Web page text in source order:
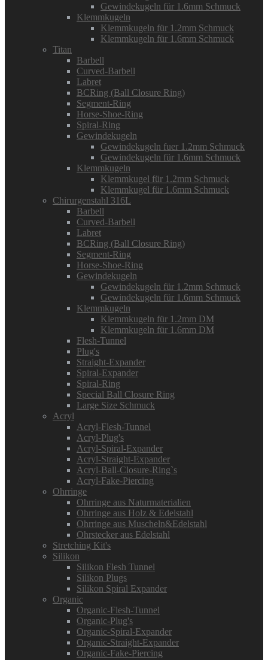
Gewindekugeln für 1.6mm Schmuck
Klemmkugeln
Klemmkugeln für 1.2mm Schmuck
Klemmkugeln für 1.6mm Schmuck
Titan
Barbell
Curved-Barbell
Labret
BCRing (Ball Closure Ring)
Segment-Ring
Horse-Shoe-Ring
Spiral-Ring
Gewindekugeln
Gewindekugeln fuer 1.2mm Schmuck
Gewindekugeln für 1.6mm Schmuck
Klemmkugeln
Klemmkugel für 1.2mm Schmuck
Klemmkugel für 1.6mm Schmuck
Chirurgenstahl 316L
Barbell
Curved-Barbell
Labret
BCRing (Ball Closure Ring)
Segment-Ring
Horse-Shoe-Ring
Gewindekugeln
Gewindekugeln für 1.2mm Schmuck
Gewindekugeln für 1.6mm Schmuck
Klemmkugeln
Klemmkugeln für 1.2mm DM
Klemmkugeln für 1.6mm DM
Flesh-Tunnel
Plug's
Straight-Expander
Spiral-Expander
Spiral-Ring
Special Ball Closure Ring
Large Size Schmuck
Acryl
Acryl-Flesh-Tunnel
Acryl-Plug's
Acryl-Spiral-Expander
Acryl-Straight-Expander
Acryl-Ball-Closure-Ring`s
Acryl-Fake-Piercing
Ohrringe
Ohrringe aus Naturmaterialien
Ohrringe aus Holz & Edelstahl
Ohrringe aus Muscheln&Edelstahl
Ohrstecker aus Edelstahl
Stretching Kit's
Silikon
Silikon Flesh Tunnel
Silikon Plugs
Silikon Spiral Expander
Organic
Organic-Flesh-Tunnel
Organic-Plug's
Organic-Spiral-Expander
Organic-Straight-Expander
Organic-Fake-Piercing